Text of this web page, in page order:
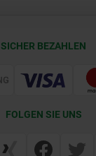
SICHER BEZAHLEN
FOLGEN SIE UNS